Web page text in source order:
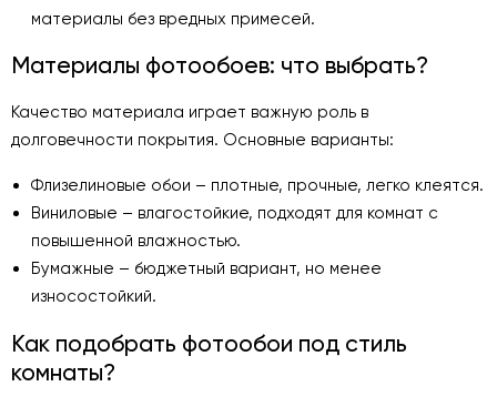
материалы без вредных примесей.
Материалы фотообоев: что выбрать?
Качество материала играет важную роль в
долговечности покрытия. Основные варианты:
Флизелиновые обои – плотные, прочные, легко клеятся.
Виниловые – влагостойкие, подходят для комнат с
повышенной влажностью.
Бумажные – бюджетный вариант, но менее
износостойкий.
Как подобрать фотообои под стиль
комнаты?